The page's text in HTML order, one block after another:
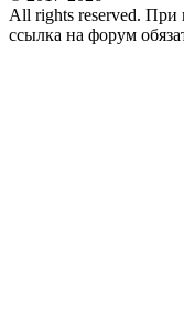
All rights reserved. При
ссылка на форум